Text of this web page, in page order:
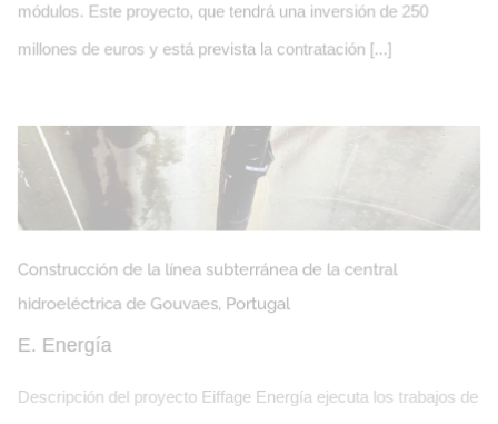
Tres Plantas Fotovoltaicas en
módulos. Este proyecto, que tendrá una inversión de 250
millones de euros y está prevista la contratación [...]
Construcción de la línea subterránea de la central
hidroeléctrica de Gouvaes, Portugal
E. Energía
Descripción del proyecto Eiffage Energía ejecuta los trabajos de